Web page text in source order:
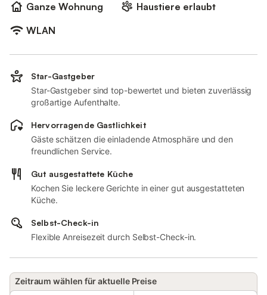
Ganze Wohnung
Haustiere erlaubt
WLAN
Star-Gastgeber
Star-Gastgeber sind top-bewertet und bieten zuverlässig
großartige Aufenthalte.
Hervorragende Gastlichkeit
Gäste schätzen die einladende Atmosphäre und den
freundlichen Service.
Gut ausgestattete Küche
Kochen Sie leckere Gerichte in einer gut ausgestatteten
Küche.
Selbst-Check-in
Flexible Anreisezeit durch Selbst-Check-in.
Zeitraum wählen für aktuelle Preise